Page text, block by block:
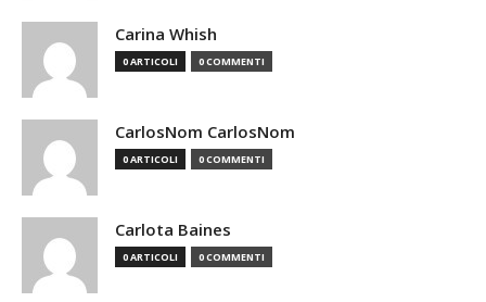
Carina Whish
0 ARTICOLI 0 COMMENTI
CarlosNom CarlosNom
0 ARTICOLI 0 COMMENTI
Carlota Baines
0 ARTICOLI 0 COMMENTI